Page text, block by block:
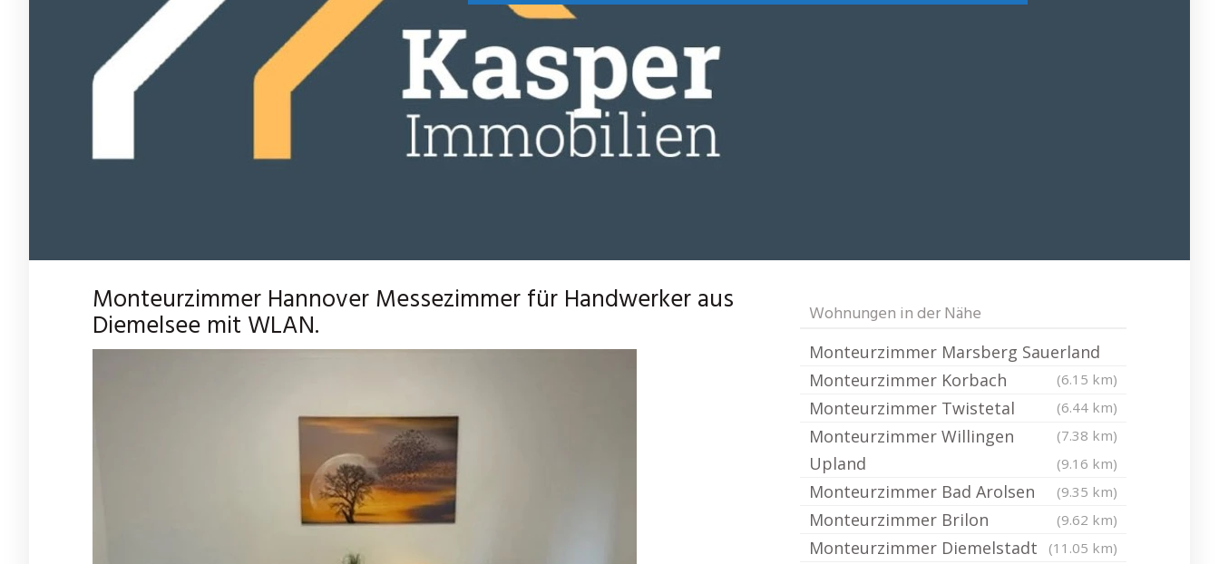
Monteurzimmer Hannover Messezimmer für Handwerker aus
Diemelsee mit WLAN. Wohnungen in der Nähe
Monteurzimmer Marsberg Sauerland
(6.15 km)
Monteurzimmer Korbach
(6.44 km)
Monteurzimmer Twistetal
(7.38 km)
Monteurzimmer Willingen
Upland
(9.16 km)
Monteurzimmer Bad Arolsen (9.35 km)
Monteurzimmer Brilon (9.62 km)
Monteurzimmer Diemelstadt (11.05 km)